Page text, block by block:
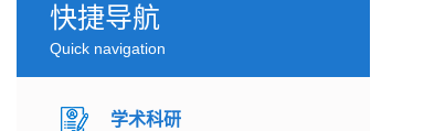
快捷导航
Quick navigation
学术科研